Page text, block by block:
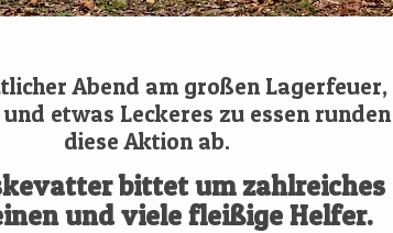
Abend am großen Lagerfeuer,
etwas Leckeres zu essen runden
diese Aktion ab.
bittet um zahlreiches
und viele fleißige Helfer.